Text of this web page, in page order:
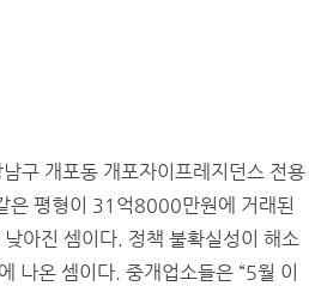
구 개포동 개포자이프레지던스 전용
평형이 31억8000만원에 거래된
아진 셈이다. 정책 불확실성이 해소
나온 셈이다. 중개업소들은 “5월 이